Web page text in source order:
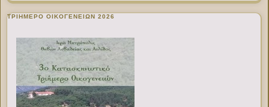
ΤΡΙΗΜΕΡΟ ΟΙΚΟΓΕΝΕΙΩΝ 2026